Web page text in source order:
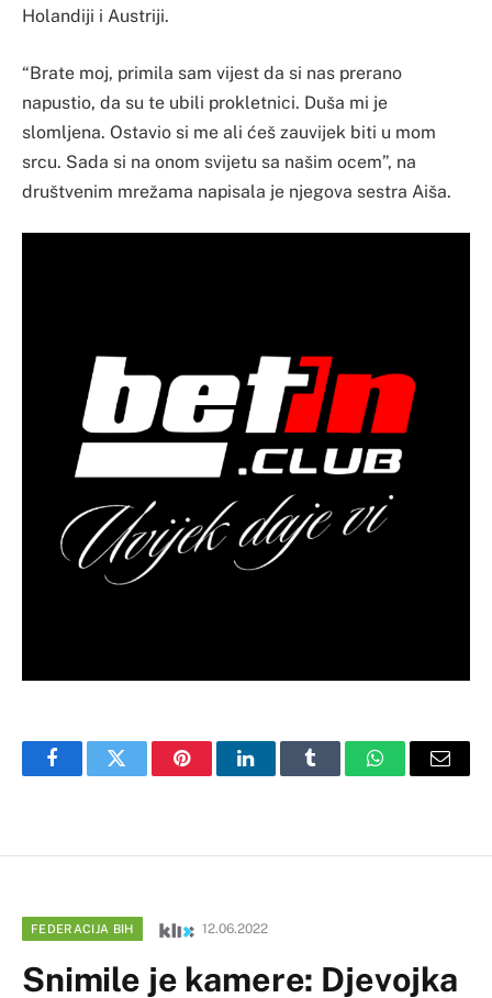
Holandiji i Austriji.
“Brate moj, primila sam vijest da si nas prerano
napustio, da su te ubili prokletnici. Duša mi je
slomljena. Ostavio si me ali ćeš zauvijek biti u mom
srcu. Sada si na onom svijetu sa našim ocem”, na
društvenim mrežama napisala je njegova sestra Aiša.
FacebookTwitter PinterestLinkedInTumblr WhatsAppEmail
FEDERACIJA BIH 12.06.2022
Snimile je kamere: Djevojka